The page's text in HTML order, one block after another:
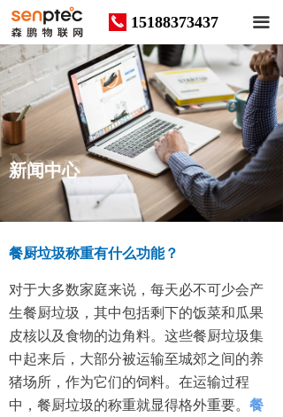
끀
끅 15188373437
餐厨垃圾称重有什么功能？
对于大多数家庭来说，每天必不可少会产
生餐厨垃圾，其中包括剩下的饭菜和瓜果
皮核以及食物的边角料。这些餐厨垃圾集
中起来后，大部分被运输至城郊之间的养
猪场所，作为它们的饲料。在运输过程
中，餐厨垃圾的称重就显得格外重要。 餐
News
新闻中心